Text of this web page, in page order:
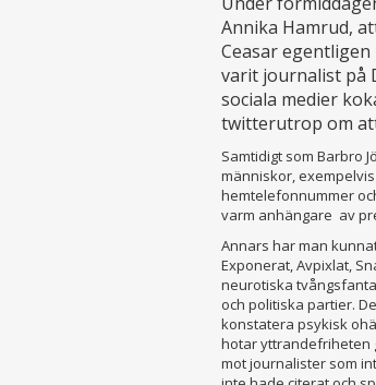
Annika Hamrud,
Ceasar
varit journalist på
sociala medier
twitterutrop om
Samtidigt som Barbro
människor, exempelvis
hemtelefonnummer
varm anhängare av
Annars har man
Exponerat, Avpixlat,
neurotiska
och politiska partier.
konstatera psykisk
hotar yttrandefriheten
mot journalister som